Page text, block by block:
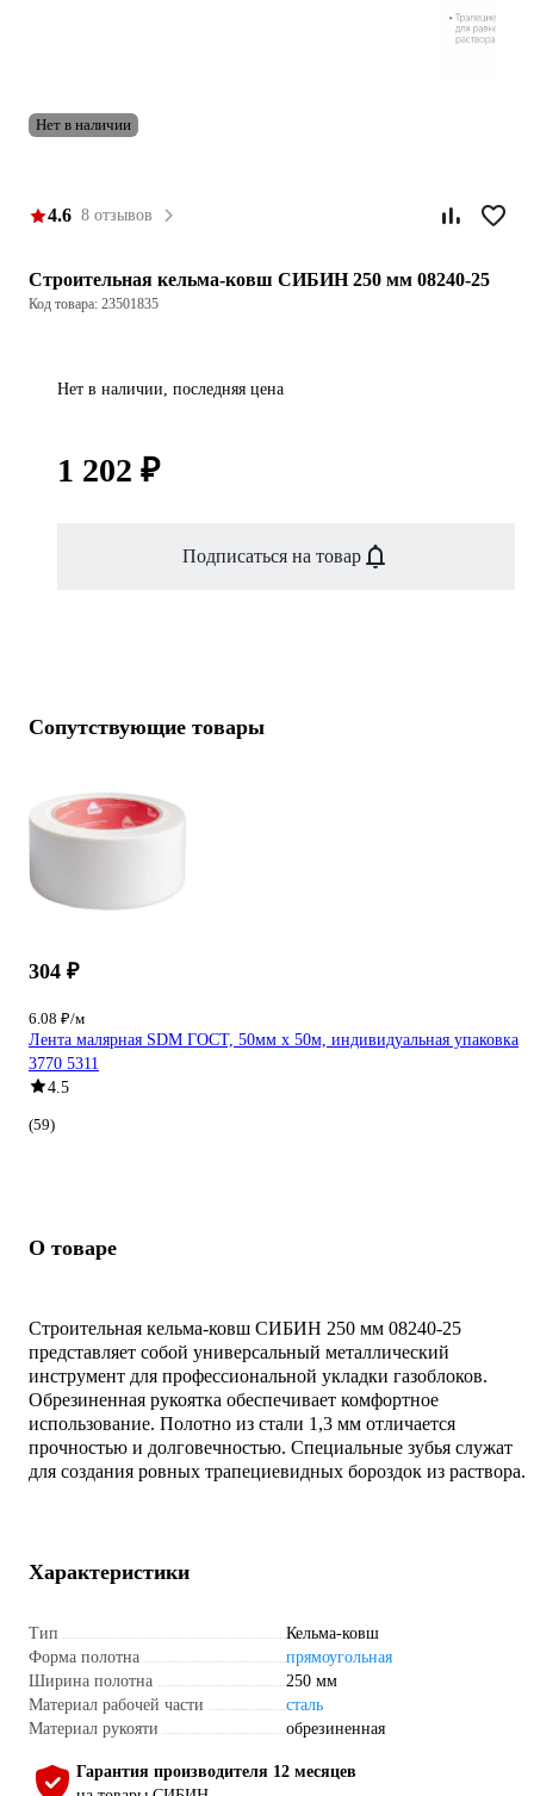
Нет в наличии
4.6 8 отзывов
Строительная кельма-ковш СИБИН 250 мм 08240-25
Код товара: 23501835
Нет в наличии, последняя цена
1 202 ₽
Подписаться на товар
Сопутствующие товары
304 ₽
6.08 ₽/м
Лента малярная SDM ГОСТ, 50мм х 50м, индивидуальная упаковка
3770 5311
4.5
(59)
О товаре
Строительная кельма-ковш СИБИН 250 мм 08240-25
представляет собой универсальный металлический
инструмент для профессиональной укладки газоблоков.
Обрезиненная рукоятка обеспечивает комфортное
использование. Полотно из стали 1,3 мм отличается
прочностью и долговечностью. Специальные зубья служат
для создания ровных трапециевидных бороздок из раствора.
Характеристики
Тип
Кельма-ковш
Форма полотна
прямоугольная
Ширина полотна
250 мм
Материал рабочей части
сталь
Материал рукояти
обрезиненная
Гарантия производителя 12 месяцев